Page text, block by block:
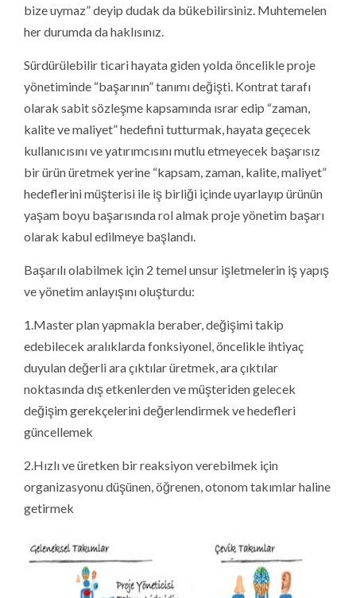
bize uymaz” deyip dudak da bükebilirsiniz. Muhtemelen
her durumda da haklısınız.
Sürdürülebilir ticari hayata giden yolda öncelikle proje
yönetiminde “başarının” tanımı değişti. Kontrat tarafı
olarak sabit sözleşme kapsamında ısrar edip “zaman,
kalite ve maliyet” hedefini tutturmak, hayata geçecek
kullanıcısını ve yatırımcısını mutlu etmeyecek başarısız
bir ürün üretmek yerine “kapsam, zaman, kalite, maliyet”
hedeflerini müşterisi ile iş birliği içinde uyarlayıp ürünün
yaşam boyu başarısında rol almak proje yönetim başarı
olarak kabul edilmeye başlandı.
Başarılı olabilmek için 2 temel unsur işletmelerin iş yapış
ve yönetim anlayışını oluşturdu:
1.Master plan yapmakla beraber, değişimi takip
edebilecek aralıklarda fonksiyonel, öncelikle ihtiyaç
duyulan değerli ara çıktılar üretmek, ara çıktılar
noktasında dış etkenlerden ve müşteriden gelecek
değişim gerekçelerini değerlendirmek ve hedefleri
güncellemek
2.Hızlı ve üretken bir reaksiyon verebilmek için
organizasyonu düşünen, öğrenen, otonom takımlar haline
getirmek